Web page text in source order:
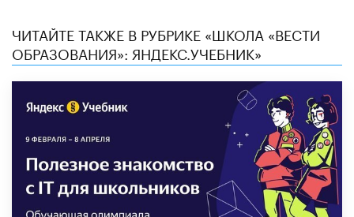
ЧИТАЙТЕ ТАКЖЕ В РУБРИКЕ «ШКОЛА «ВЕСТИ
ОБРАЗОВАНИЯ»: ЯНДЕКС.УЧЕБНИК»